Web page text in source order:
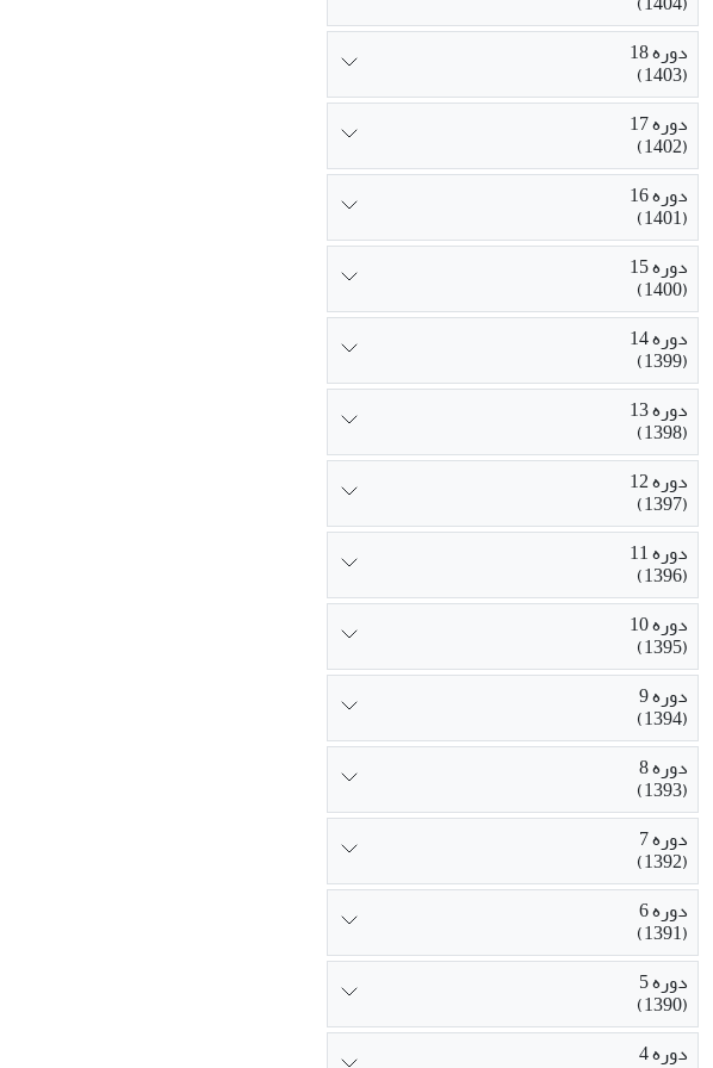
دوره 18
(1403)
دوره 17
(1402)
دوره 16
(1401)
دوره 15
(1400)
دوره 14
(1399)
دوره 13
(1398)
دوره 12
(1397)
دوره 11
(1396)
دوره 10
(1395)
دوره 9
(1394)
دوره 8
(1393)
دوره 7
(1392)
دوره 6
(1391)
دوره 5
(1390)
دوره 4